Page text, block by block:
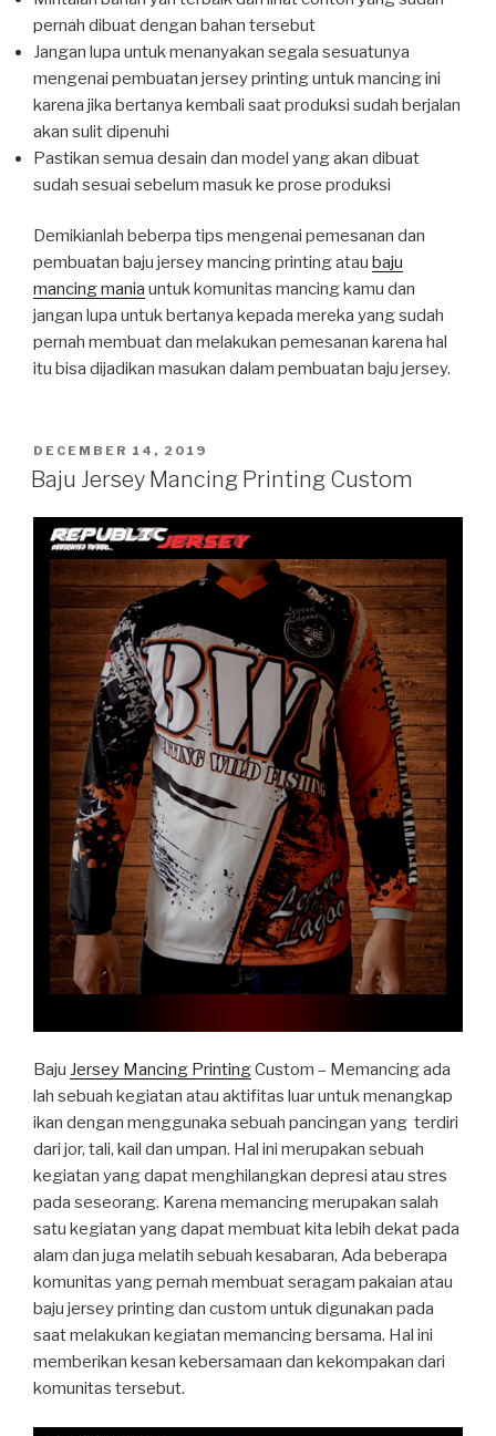
pernah dibuat dengan bahan tersebut
Jangan lupa untuk menanyakan segala sesuatunya
mengenai pembuatan jersey printing untuk mancing ini
karena jika bertanya kembali saat produksi sudah berjalan
akan sulit dipenuhi
Pastikan semua desain dan model yang akan dibuat
sudah sesuai sebelum masuk ke prose produksi
Demikianlah beberpa tips mengenai pemesanan dan
pembuatan baju jersey mancing printing atau baju
mancing mania untuk komunitas mancing kamu dan
jangan lupa untuk bertanya kepada mereka yang sudah
pernah membuat dan melakukan pemesanan karena hal
itu bisa dijadikan masukan dalam pembuatan baju jersey.
POSTED
ON
DECEMBER 14, 2019
Baju Jersey Mancing Printing Custom
Baju Jersey Mancing PrintingCustom – Memancing ada
lah sebuah kegiatan atau aktifitas luar untuk menangkap
ikan dengan menggunaka sebuah pancingan yang terdiri
dari jor, tali, kail dan umpan. Hal ini merupakan sebuah
kegiatan yang dapat menghilangkan depresi atau stres
pada seseorang. Karena memancing merupakan salah
satu kegiatan yang dapat membuat kita lebih dekat pada
alam dan juga melatih sebuah kesabaran, Ada beberapa
komunitas yang pernah membuat seragam pakaian atau
baju jersey printing dan custom untuk digunakan pada
saat melakukan kegiatan memancing bersama. Hal ini
memberikan kesan kebersamaan dan kekompakan dari
komunitas tersebut.